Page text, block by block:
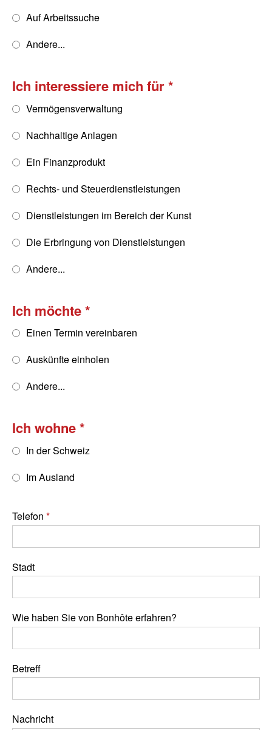
Auf Arbeitssuche
Andere...
Ich interessiere mich für
Vermögensverwaltung
Nachhaltige Anlagen
Ein Finanzprodukt
Rechts- und Steuerdienstleistungen
Dienstleistungen im Bereich der Kunst
Die Erbringung von Dienstleistungen
Andere...
Ich möchte
Einen Termin vereinbaren
Auskünfte einholen
Andere...
Ich wohne
In der Schweiz
Im Ausland
Telefon
Stadt
Wie haben Sie von Bonhôte erfahren?
Betreff
Nachricht